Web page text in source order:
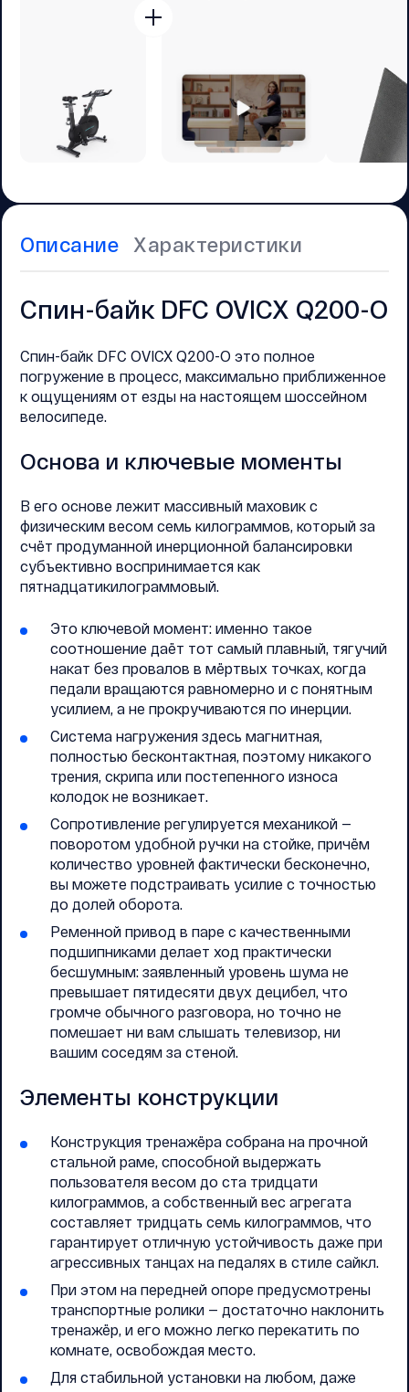
Описание Характеристики
Спин-байк DFC OVICX Q200-O
Спин-байк DFC OVICX Q200-O это полное
погружение в процесс, максимально приближенное
к ощущениям от езды на настоящем шоссейном
велосипеде.
Основа и ключевые моменты
В его основе лежит массивный маховик с
физическим весом семь килограммов, который за
счёт продуманной инерционной балансировки
субъективно воспринимается как
пятнадцатикилограммовый.
Это ключевой момент: именно такое
соотношение даёт тот самый плавный, тягучий
накат без провалов в мёртвых точках, когда
педали вращаются равномерно и с понятным
усилием, а не прокручиваются по инерции.
Система нагружения здесь магнитная,
полностью бесконтактная, поэтому никакого
трения, скрипа или постепенного износа
колодок не возникает.
Сопротивление регулируется механикой —
поворотом удобной ручки на стойке, причём
количество уровней фактически бесконечно,
вы можете подстраивать усилие с точностью
до долей оборота.
Ременной привод в паре с качественными
подшипниками делает ход практически
бесшумным: заявленный уровень шума не
превышает пятидесяти двух децибел, что
громче обычного разговора, но точно не
помешает ни вам слышать телевизор, ни
вашим соседям за стеной.
Элементы конструкции
Конструкция тренажёра собрана на прочной
стальной раме, способной выдержать
пользователя весом до ста тридцати
килограммов, а собственный вес агрегата
составляет тридцать семь килограммов, что
гарантирует отличную устойчивость даже при
агрессивных танцах на педалях в стиле сайкл.
При этом на передней опоре предусмотрены
транспортные ролики — достаточно наклонить
тренажёр, и его можно легко перекатить по
комнате, освобождая место.
Для стабильной установки на любом, даже